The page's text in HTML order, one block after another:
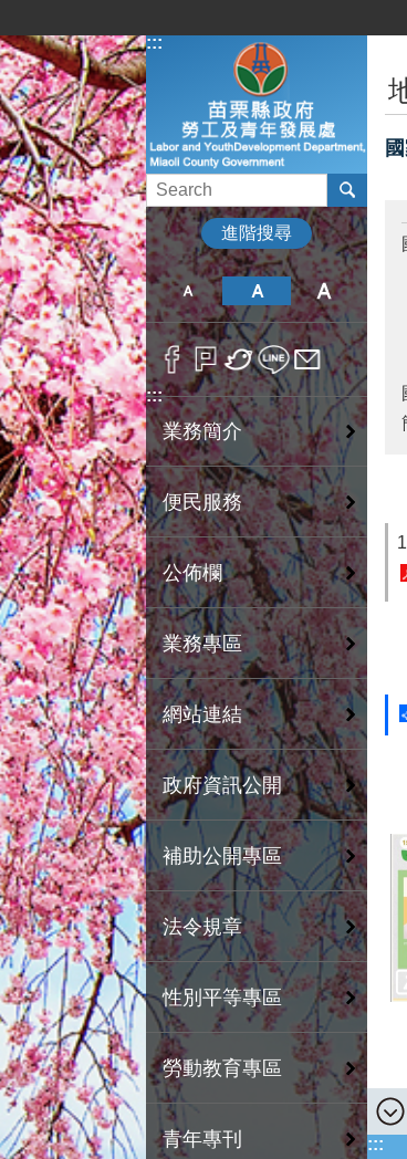
:::
進階搜尋
:::
業務簡介
便民服務
公佈欄
業務專區
網站連結
政府資訊公開
補助公開專區
法令規章
性別平等專區
勞動教育專區
青年專刊 :::